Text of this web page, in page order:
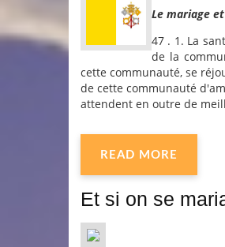
Le mariage
47 . 1. La
de la
cette communauté, se
de cette communauté
attendent en outre de
READ MORE
Et si on se